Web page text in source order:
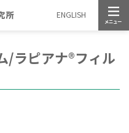
ENGLISH
/ラピアナ®フィル